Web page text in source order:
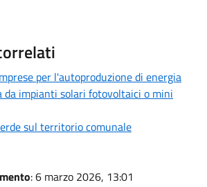
per l'autoproduzione di energia
impianti solari fotovoltaici o mini
sul territorio comunale
: 6 marzo 2026, 13:01